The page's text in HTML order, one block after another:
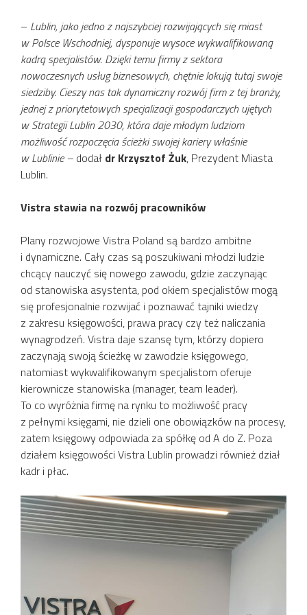
– Lublin, jako jedno z najszybciej rozwijających się miast
w Polsce Wschodniej, dysponuje wysoce wykwalifikowaną
kadrą specjalistów. Dzięki temu firmy z sektora
nowoczesnych usług biznesowych, chętnie lokują tutaj swoje
siedziby. Cieszy nas tak dynamiczny rozwój firm z tej branży,
jednej z priorytetowych specjalizacji gospodarczych ujętych
w Strategii Lublin 2030, która daje młodym ludziom
możliwość rozpoczęcia ścieżki swojej kariery właśnie
w Lublinie – dodał dr Krzysztof Żuk, Prezydent Miasta
Lublin.
Vistra stawia na rozwój pracowników
Plany rozwojowe Vistra Poland są bardzo ambitne
i dynamiczne. Cały czas są poszukiwani młodzi ludzie
chcący nauczyć się nowego zawodu, gdzie zaczynając
od stanowiska asystenta, pod okiem specjalistów mogą
się profesjonalnie rozwijać i poznawać tajniki wiedzy
z zakresu księgowości, prawa pracy czy też naliczania
wynagrodzeń. Vistra daje szansę tym, którzy dopiero
zaczynają swoją ścieżkę w zawodzie księgowego,
natomiast wykwalifikowanym specjalistom oferuje
kierownicze stanowiska (manager, team leader).
To co wyróżnia firmę na rynku to możliwość pracy
z pełnymi księgami, nie dzieli one obowiązków na procesy,
zatem księgowy odpowiada za spółkę od A do Z. Poza
działem księgowości Vistra Lublin prowadzi również dział
kadr i płac.